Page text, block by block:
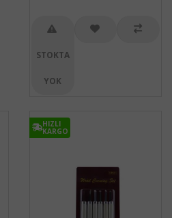
STOKTA
YOK
HIZLI
KARGO